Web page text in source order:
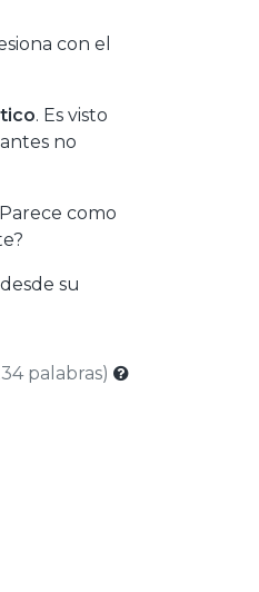
con el
. Es visto
no
como
su
palabras)